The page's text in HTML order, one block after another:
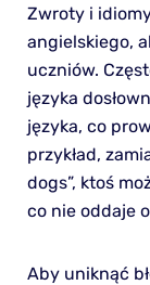
Zwroty i
angielskiego,
uczniów.
języka
języka, co
przykład,
dogs”, ktoś
co nie oddaje
Aby uniknąć